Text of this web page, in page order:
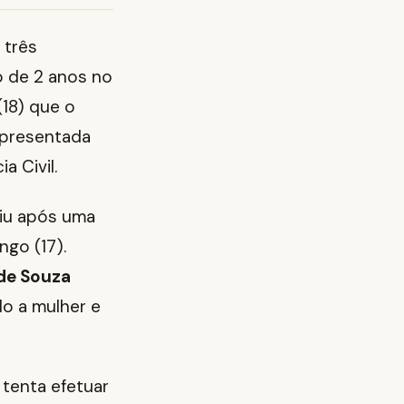
três
2 anos no
que o
Civil.
após uma
(17).
Souza
a mulher e
tenta efetuar